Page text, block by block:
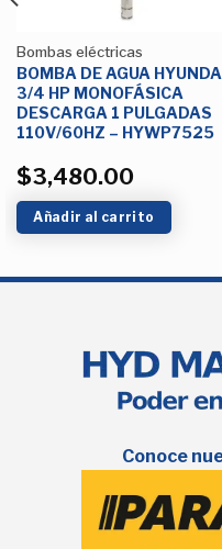
Bombas eléctricas
BOMBA DE AGUA
3/4 HP MONOFÁSICA
DESCARGA 1 PULGADAS
110V/60HZ – HYWP7525
$3,480.00
Añadir al carrito
Conoce